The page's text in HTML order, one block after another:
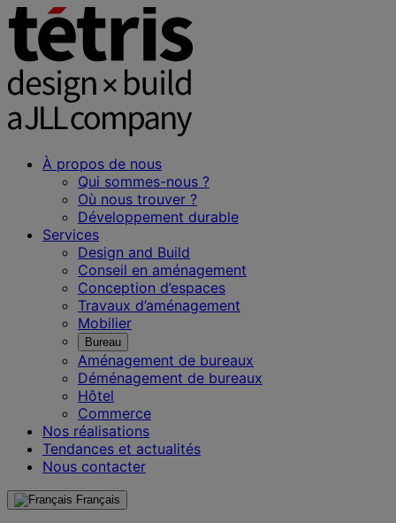
À propos de nous
Qui sommes-nous ?
Où nous trouver ?
Développement durable
Services
Design and Build
Conseil en aménagement
Conception d’espaces
Travaux d’aménagement
Mobilier
Bureau
Aménagement de bureaux
Déménagement de bureaux
Hôtel
Commerce
Nos réalisations
Tendances et actualités
Nous contacter
Français